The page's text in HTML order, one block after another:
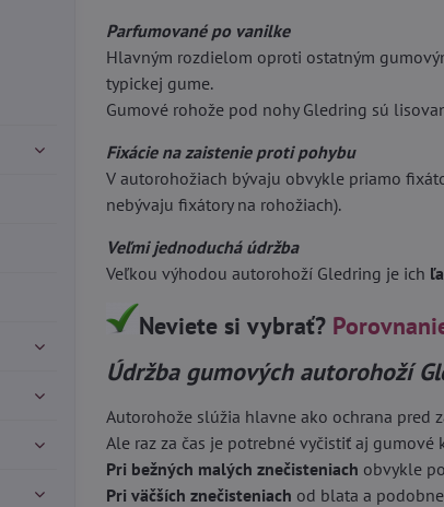
Parfumované po vanilke
Hlavným rozdielom oproti ostatným
typickej gume.
Gumové rohože pod nohy Gledring sú
Fixácie na zaistenie proti pohybu
V autorohožiach bývaju obvykle priamo
nebývaju fixátory na rohožiach).
Veľmi jednoduchá údržba
Veľkou výhodou autorohoží Gledring je ich
Neviete si vybrať?
Údržba gumových autorohoží
Autorohože slúžia hlavne ako ochrana pred
Ale raz za čas je potrebné vyčistiť aj
Pri bežných malých znečisteniach obvykle
Pri väčších znečisteniach od blata a